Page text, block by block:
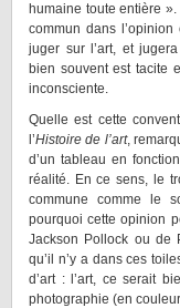
humaine toute entière
commun dans
juger sur l’art, et
bien souvent est tacite
inconsciente.
Quelle est cette
l’Histoire de l’art,
d’un tableau en
réalité. En ce sens, le
commune comme le
pourquoi cette opinion
Jackson Pollock ou de
qu’il n’y a dans ces
d’art : l’art, ce serait
photographie (en